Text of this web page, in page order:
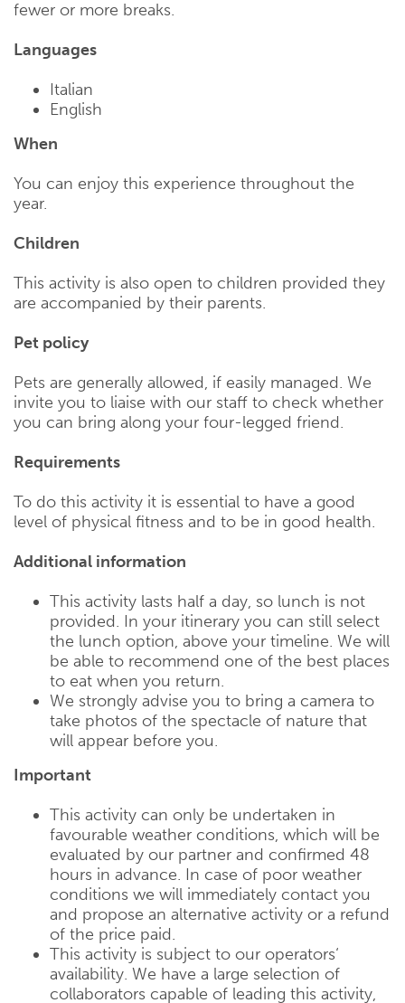
fewer or more breaks.
Languages
Italian
English
When
You can enjoy this experience throughout the
year.
Children
This activity is also open to children provided they
are accompanied by their parents.
Pet policy
Pets are generally allowed, if easily managed. We
invite you to liaise with our staff to check whether
you can bring along your four-legged friend.
Requirements
To do this activity it is essential to have a good
level of physical fitness and to be in good health.
Additional information
This activity lasts half a day, so lunch is not
provided. In your itinerary you can still select
the lunch option, above your timeline. We will
be able to recommend one of the best places
to eat when you return.
We strongly advise you to bring a camera to
take photos of the spectacle of nature that
will appear before you.
Important
This activity can only be undertaken in
favourable weather conditions, which will be
evaluated by our partner and confirmed 48
hours in advance. In case of poor weather
conditions we will immediately contact you
and propose an alternative activity or a refund
of the price paid.
This activity is subject to our operators‘
availability. We have a large selection of
collaborators capable of leading this activity,